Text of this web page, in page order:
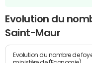
Evolution du
Saint-Maur
Evolution du nombre de